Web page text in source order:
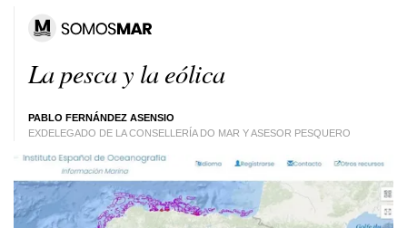
La pesca y la eólica
PABLO FERNÁNDEZ ASENSIO
EXDELEGADO DE LA CONSELLERÍA DO MAR Y ASESOR PESQUERO